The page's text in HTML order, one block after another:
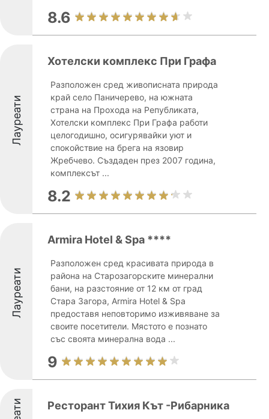
8.6
Лауреати
Хотелски комплекс При Графа
Разположен сред живописната природа
край село Паничерево, на южната
страна на Прохода на Републиката,
Хотелски комплекс При Графа работи
целогодишно, осигурявайки уют и
спокойствие на брега на язовир
Жребчево. Създаден през 2007 година,
комплексът ...
8.2
Лауреати
Armira Hotel & Spa ****
Разположен сред красивата природа в
района на Старозагорските минерални
бани, на разстояние от 12 км от град
Стара Загора, Armira Hotel & Spa
предоставя неповторимо изживяване за
своите посетители. Мястото е познато
със своята минерална вода ...
9
Ресторант Тихия Кът -Рибарника